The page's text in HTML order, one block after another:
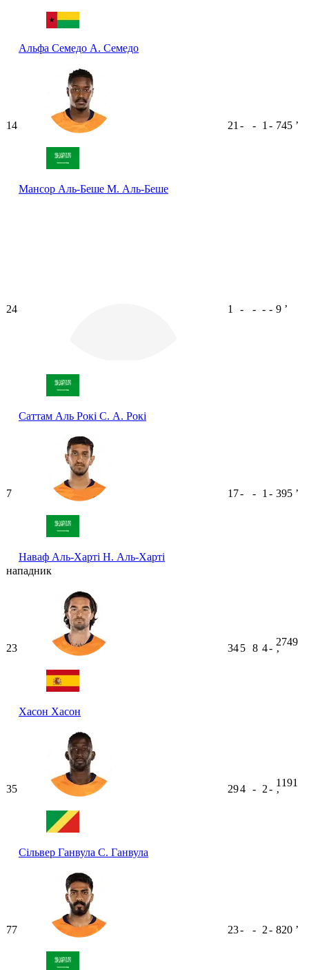
Альфа Семедо А. Семедо
14
Мансор Аль-Беше М. Аль-Беше
21 - - 1 - 745 ʼ
24
Саттам Аль Рокі С. А. Рокі
1 - - - - 9 ʼ
7
Наваф Аль-Харті Н. Аль-Харті
17- - 1 - 395 ʼ
нападник
23
Хасон Хасон
345 8 4-
2749
ʼ
35
Сільвер Ганвула С. Ганвула
294 - 2-
1191
ʼ
77 23- - 2- 820 ʼ